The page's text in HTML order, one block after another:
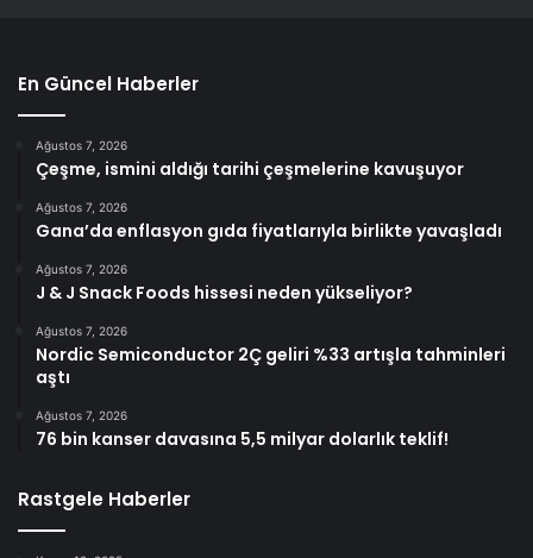
En Güncel Haberler
Ağustos 7, 2026
Çeşme, ismini aldığı tarihi çeşmelerine kavuşuyor
Ağustos 7, 2026
Gana’da enflasyon gıda fiyatlarıyla birlikte yavaşladı
Ağustos 7, 2026
J & J Snack Foods hissesi neden yükseliyor?
Ağustos 7, 2026
Nordic Semiconductor 2Ç geliri %33 artışla tahminleri
aştı
Ağustos 7, 2026
76 bin kanser davasına 5,5 milyar dolarlık teklif!
Rastgele Haberler